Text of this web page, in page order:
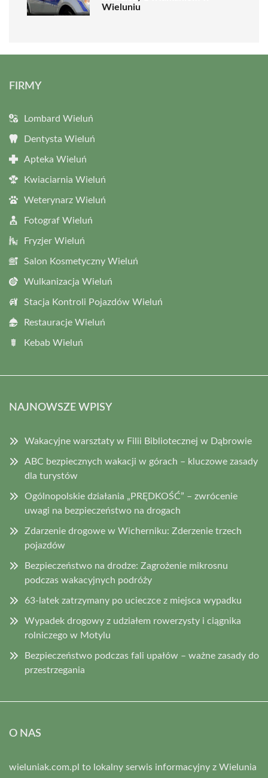
Wieluniu
FIRMY
Lombard Wieluń
Dentysta Wieluń
Apteka Wieluń
Kwiaciarnia Wieluń
Weterynarz Wieluń
Fotograf Wieluń
Fryzjer Wieluń
Salon Kosmetyczny Wieluń
Wulkanizacja Wieluń
Stacja Kontroli Pojazdów Wieluń
Restauracje Wieluń
Kebab Wieluń
NAJNOWSZE WPISY
Wakacyjne warsztaty w Filii Bibliotecznej w Dąbrowie
ABC bezpiecznych wakacji w górach – kluczowe zasady
dla turystów
Ogólnopolskie działania „PRĘDKOŚĆ” – zwrócenie
uwagi na bezpieczeństwo na drogach
Zdarzenie drogowe w Wicherniku: Zderzenie trzech
pojazdów
Bezpieczeństwo na drodze: Zagrożenie mikrosnu
podczas wakacyjnych podróży
63-latek zatrzymany po ucieczce z miejsca wypadku
Wypadek drogowy z udziałem rowerzysty i ciągnika
rolniczego w Motylu
Bezpieczeństwo podczas fali upałów – ważne zasady do
przestrzegania
O NAS
wieluniak.com.pl to lokalny serwis informacyjny z Wielunia